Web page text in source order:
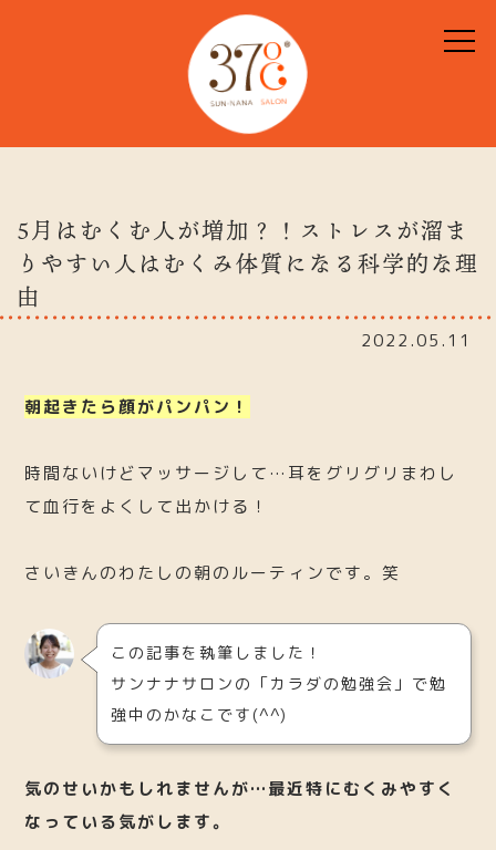
5月はむくむ人が増加？！ストレスが溜ま
りやすい人はむくみ体質になる科学的な理
由
2022.05.11
朝起きたら顔がパンパン！
時間ないけどマッサージして…耳をグリグリまわし
て血行をよくして出かける！
さいきんのわたしの朝のルーティンです。笑
この記事を執筆しました！
サンナナサロンの「カラダの勉強会」で勉
強中のかなこです(^^)
気のせいかもしれませんが…最近特にむくみやすく
なっている気がします。